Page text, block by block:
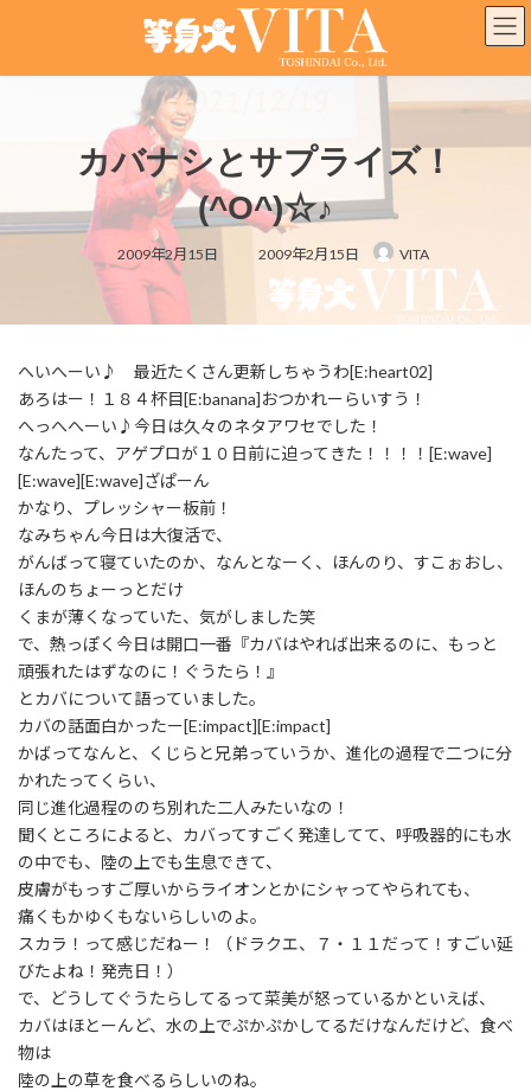
ン
プ
ー
動
カバナシとサプライズ！
(^O^)☆♪
2009年2月15日
終
新
日
:
2009年2月15日 VITA
へいへーい♪ 最近たくさん更新しちゃうわ[E:heart02]
あろはー！１８４杯目[E:banana]おつかれーらいすう！
へっへへーい♪今日は久々のネタアワセでした！
なんたって、アゲプロが１０日前に迫ってきた！！！！[E:wave]
[E:wave][E:wave]ざぱーん
かなり、プレッシャー板前！
なみちゃん今日は大復活で、
がんばって寝ていたのか、なんとなーく、ほんのり、すこぉおし、
ほんのちょーっとだけ
くまが薄くなっていた、気がしました笑
で、熱っぽく今日は開口一番『カバはやれば出来るのに、もっと
頑張れたはずなのに！ぐうたら！』
とカバについて語っていました。
カバの話面白かったー[E:impact][E:impact]
かばってなんと、くじらと兄弟っていうか、進化の過程で二つに分
かれたってくらい、
同じ進化過程ののち別れた二人みたいなの！
聞くところによると、カバってすごく発達してて、呼吸器的にも水
の中でも、陸の上でも生息できて、
皮膚がもっすご厚いからライオンとかにシャってやられても、
痛くもかゆくもないらしいのよ。
スカラ！って感じだねー！（ドラクエ、７・１１だって！すごい延
びたよね！発売日！）
で、どうしてぐうたらしてるって菜美が怒っているかといえば、
カバはほとーんど、水の上でぷかぷかしてるだけなんだけど、食べ
物は
陸の上の草を食べるらしいのね。